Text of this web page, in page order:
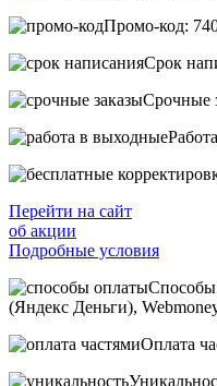
Промо-код:
Срок
Срочные
Перейти на сайт
об акции
Подробные условия
(Яндекс Деньги),
Оплата